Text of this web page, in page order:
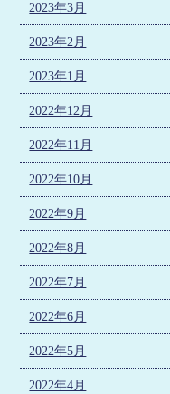
2023年3月
2023年2月
2023年1月
2022年12月
2022年11月
2022年10月
2022年9月
2022年8月
2022年7月
2022年6月
2022年5月
2022年4月